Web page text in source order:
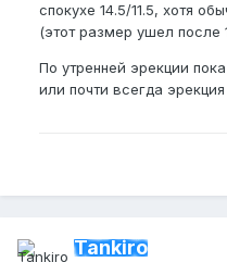
спокухе 14.5/11.5, хотя
(этот размер ушел после
По утренней эрекции
или почти всегда эрекция
Tankiro